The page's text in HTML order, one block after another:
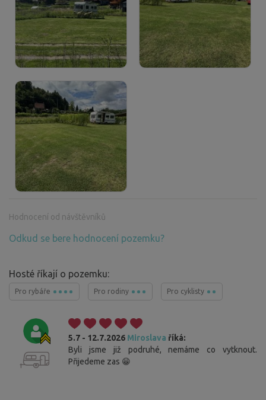
Hodnocení od návštěvníků
Odkud se bere hodnocení pozemku?
Hosté říkají o pozemku:
Pro rybáře Pro rodiny Pro cyklisty
5.7 - 12.7.2026 Miroslava říká:
Byli jsme již podruhé, nemáme co vytknout.
Přijedeme zas 😁